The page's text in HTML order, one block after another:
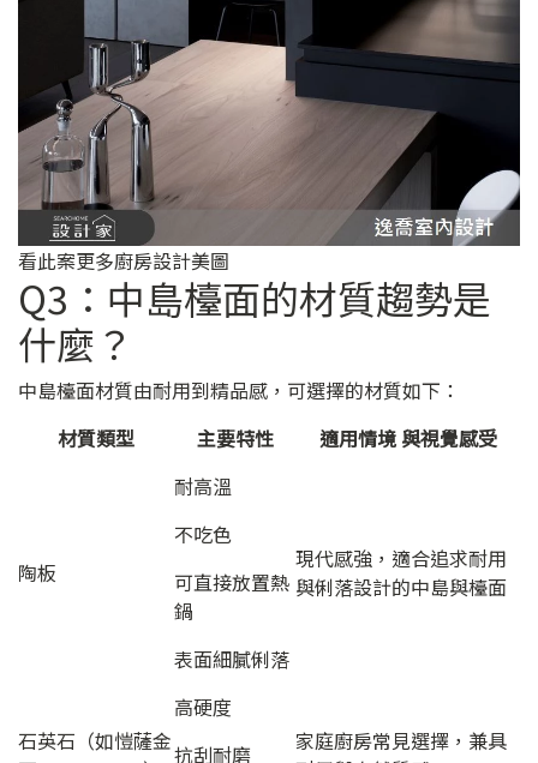
看此案更多廚房設計美圖
Q3：中島檯面的材質趨勢是
什麼？
中島檯面材質由耐用到精品感，可選擇的材質如下：
材質類型
主要特性 適用情境 與視覺感受
陶板
耐高溫
不吃色
可直接放置熱
鍋
表面細膩俐落
現代感強，適合追求耐用
與俐落設計的中島與檯面
石英石（如愷薩金
高硬度
抗刮耐磨
家庭廚房常見選擇，兼具